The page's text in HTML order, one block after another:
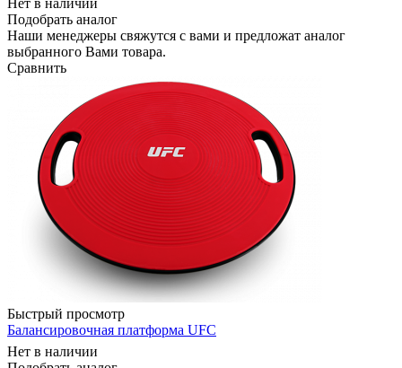
Подобрать аналог
Наши менеджеры свяжутся с вами и предложат аналог
выбранного Вами товара.
Сравнить
Быстрый просмотр
Балансировочная платформа UFC
Нет в наличии